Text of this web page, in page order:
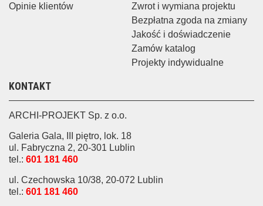
Opinie klientów
Zwrot i wymiana projektu
Bezpłatna zgoda na zmiany
Jakość i doświadczenie
Zamów katalog
Projekty indywidualne
KONTAKT
ARCHI-PROJEKT Sp. z o.o.
Galeria Gala, III piętro, lok. 18
ul. Fabryczna 2, 20-301 Lublin
tel.: 601 181 460
ul. Czechowska 10/38, 20-072 Lublin
tel.: 601 181 460